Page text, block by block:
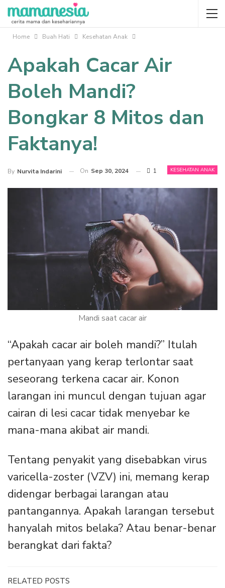
Home Buah Hati Kesehatan Anak
Apakah Cacar Air
Boleh Mandi?
Bongkar 8 Mitos dan
Faktanya!
KESEHATAN ANAK
By Nurvita Indarini On Sep 30, 2024 1
Mandi saat cacar air
“Apakah cacar air boleh mandi?” Itulah
pertanyaan yang kerap terlontar saat
seseorang terkena cacar air. Konon
larangan ini muncul dengan tujuan agar
cairan di lesi cacar tidak menyebar ke
mana-mana akibat air mandi.
Tentang penyakit yang disebabkan virus
varicella-zoster (VZV) ini, memang kerap
didengar berbagai larangan atau
pantangannya. Apakah larangan tersebut
hanyalah mitos belaka? Atau benar-benar
berangkat dari fakta?
RELATED POSTS